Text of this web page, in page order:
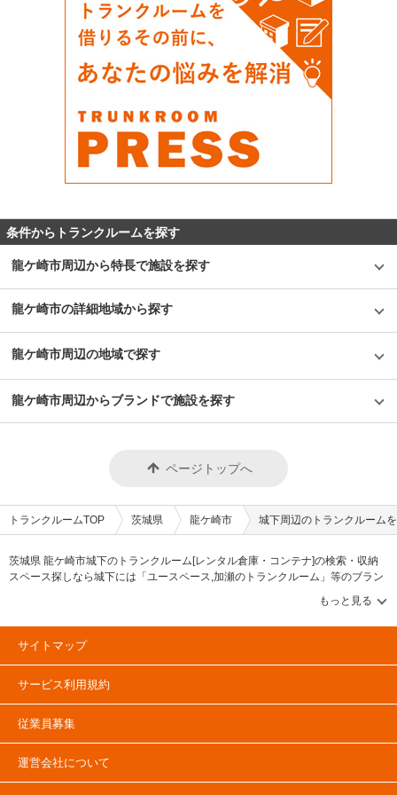
条件からトランクルームを探す
龍ケ崎市周辺から特長で施設を探す
龍ケ崎市の詳細地域から探す
龍ケ崎市周辺の地域で探す
龍ケ崎市周辺からブランドで施設を探す
ページトップへ
トランクルームTOP 茨城県 龍ケ崎市 城下周辺のトランクルーム
茨城県 龍ケ崎市城下のトランクルーム[レンタル倉庫・コンテナ]の検索・収納
スペース探しなら城下には「ユースペース,加瀬のトランクルーム」等のブラン
ドが掲載されています。借りたい地域から探して、広さ・料金[賃料]・セキュリ
ティ・空調完備・24時間出し入れ可能などの希望条件で絞込み！豊富な物件数
から様々な方法でご希望の収納スペースを簡単に探せるトランクルーム情報サ
イトです。城下で気になるトランクルームを見つけたら、メールか電話でお問
サイトマップ
サービス利用規約
従業員募集
運営会社について